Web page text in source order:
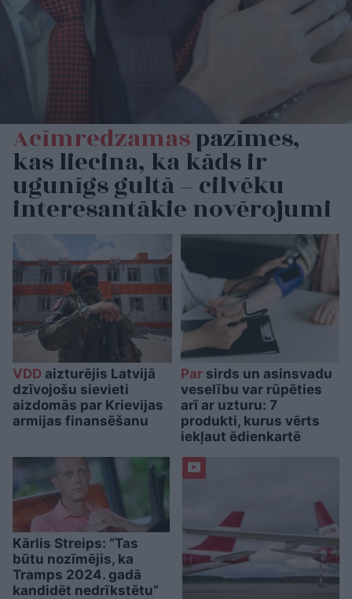
Acīmredzamaspazīmes,
kas liecina, ka kāds ir
ugunīgs gultā – cilvēku
interesantākie novērojumi
VDD aizturējis Latvijā
dzīvojošu sievieti
aizdomās par Krievijas
armijas finansēšanu
Parsirds un asinsvadu
veselību var rūpēties
arī ar uzturu: 7
produkti, kurus vērts
iekļaut ēdienkartē
Kārlis Streips: “Tas
būtu nozīmējis, ka
Tramps 2024. gadā
kandidēt nedrīkstētu”